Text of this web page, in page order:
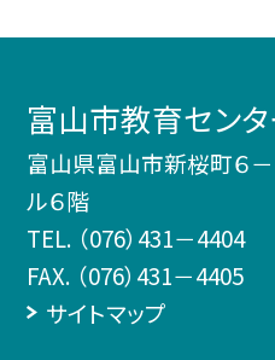
富山市教育セン
富山県富山市新桜町６
ル６階
TEL. （076）431－4404
FAX. （076）431－4405
サイトマップ